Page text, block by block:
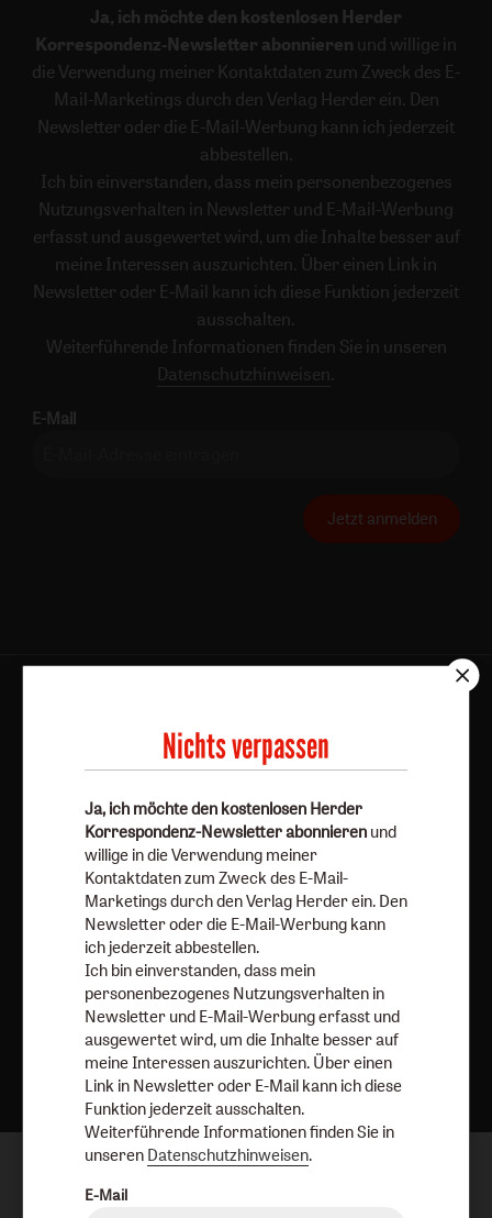
Ja, ich möchte den kostenlosen Herder
Korrespondenz-Newsletter abonnieren und willige in
die Verwendung meiner Kontaktdaten zum Zweck des E-
Mail-Marketings durch den Verlag Herder ein. Den
Newsletter oder die E-Mail-Werbung kann ich jederzeit
abbestellen.
Ich bin einverstanden, dass mein personenbezogenes
Nutzungsverhalten in Newsletter und E-Mail-Werbung
erfasst und ausgewertet wird, um die Inhalte besser auf
meine Interessen auszurichten. Über einen Link in
Newsletter oder E-Mail kann ich diese Funktion jederzeit
ausschalten.
Weiterführende Informationen finden Sie in unseren
Datenschutzhinweisen .
E-Mail
Jetzt anmelden
Barrierefreiheit
Vertrag widerrufen Abo online kündigen
Nach oben
Nichts verpassen
Ja, ich möchte den kostenlosen Herder
Korrespondenz-Newsletter abonnieren und
willige in die Verwendung meiner
Kontaktdaten zum Zweck des E-Mail-
Marketings durch den Verlag Herder ein. Den
Newsletter oder die E-Mail-Werbung kann
ich jederzeit abbestellen.
Ich bin einverstanden, dass mein
personenbezogenes Nutzungsverhalten in
Newsletter und E-Mail-Werbung erfasst und
ausgewertet wird, um die Inhalte besser auf
meine Interessen auszurichten. Über einen
Link in Newsletter oder E-Mail kann ich diese
Funktion jederzeit ausschalten.
Weiterführende Informationen finden Sie in
unseren Datenschutzhinweisen.
E-Mail